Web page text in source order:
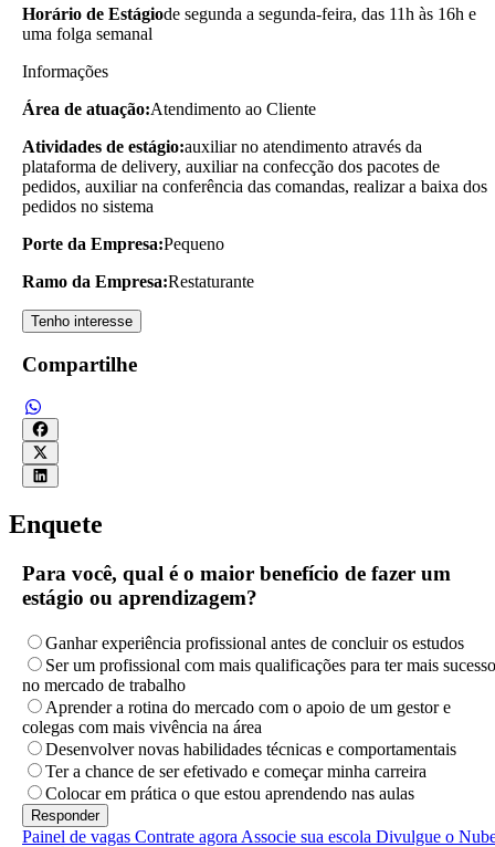
Horário de Estágiode segunda a segunda-feira, das 11h às 16h e
uma folga semanal
Informações
Área de atuação:Atendimento ao Cliente
Atividades de estágio:auxiliar no atendimento através da
plataforma de delivery, auxiliar na confecção dos pacotes de
pedidos, auxiliar na conferência das comandas, realizar a baixa dos
pedidos no sistema
Porte da Empresa:Pequeno
Ramo da Empresa:Restaturante
Tenho interesse
Compartilhe
Enquete
Para você, qual é o maior benefício de fazer um
estágio ou aprendizagem?
Ganhar experiência profissional antes de concluir os estudos
Ser um profissional com mais qualificações para ter mais sucesso
no mercado de trabalho
Aprender a rotina do mercado com o apoio de um gestor e
colegas com mais vivência na área
Desenvolver novas habilidades técnicas e comportamentais
Ter a chance de ser efetivado e começar minha carreira
Colocar em prática o que estou aprendendo nas aulas
Painel de vagas Contrate agora Associe sua escola Divulgue o